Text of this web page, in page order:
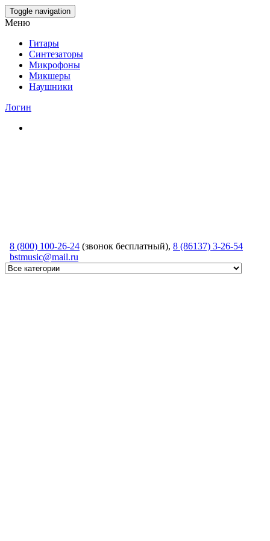
Skip
to
content
Toggle navigation
Меню
Гитары
Синтезаторы
Микрофоны
Микшеры
Наушники
Логин
8 (800) 100-26-24 (звонок бесплатный), 8 (86137) 3-26-54
bstmusic@mail.ru